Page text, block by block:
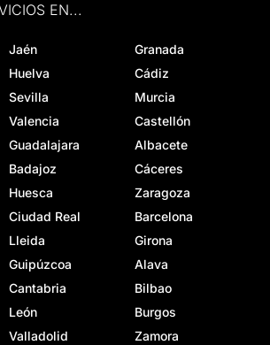
EN...
Jaén
Granada
Huelva
Cádiz
Sevilla
Murcia
Valencia
Castellón
Guadalajara
Albacete
Badajoz
Cáceres
Huesca
Zaragoza
Ciudad Real
Barcelona
Lleida
Girona
Guipúzcoa
Alava
Cantabria
Bilbao
León
Burgos
Valladolid
Zamora